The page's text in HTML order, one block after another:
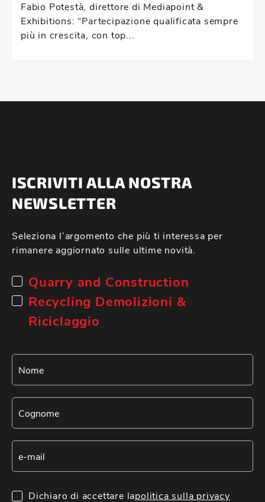
Fabio Potestà, direttore di Mediapoint &
Exhibitions: “Partecipazione qualificata sempre
più in crescita, con top...
ISCRIVITI ALLA NOSTRA
NEWSLETTER
Seleziona l’argomento che più ti interessa per
rimanere aggiornato sulle ultime novità.
Quarry and Construction
Recycling Demolizioni &
Riciclaggio
Dichiaro di accettare lapolitica sulla privacy